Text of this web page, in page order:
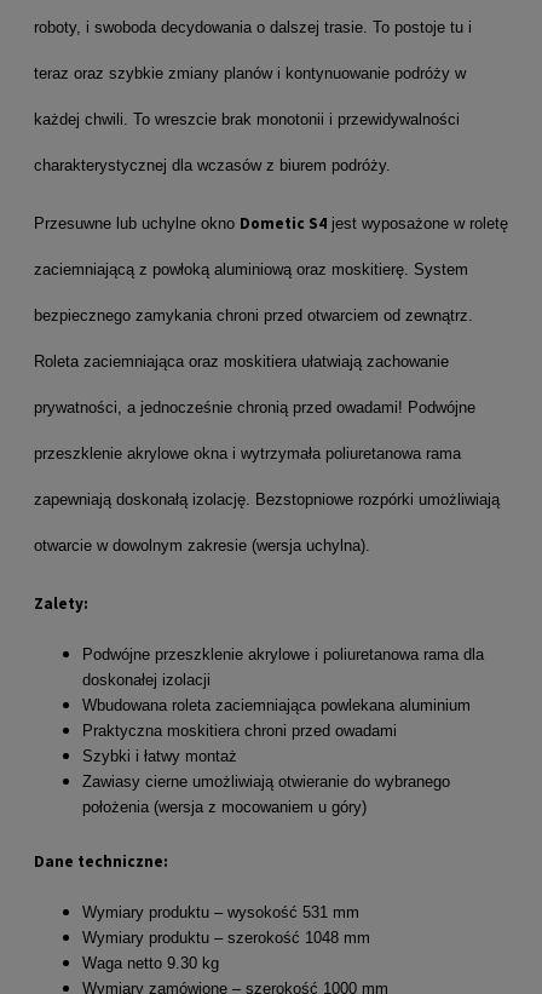
roboty, i swoboda decydowania o dalszej trasie. To postoje tu i
teraz oraz szybkie zmiany planów i kontynuowanie podróży w
każdej chwili. To wreszcie brak monotonii i przewidywalności
charakterystycznej dla wczasów z biurem podróży.
Przesuwne lub uchylne okno Dometic S4 jest wyposażone w roletę
zaciemniającą z powłoką aluminiową oraz moskitierę. System
bezpiecznego zamykania chroni przed otwarciem od zewnątrz.
Roleta zaciemniająca oraz moskitiera ułatwiają zachowanie
prywatności, a jednocześnie chronią przed owadami! Podwójne
przeszklenie akrylowe okna i wytrzymała poliuretanowa rama
zapewniają doskonałą izolację. Bezstopniowe rozpórki umożliwiają
otwarcie w dowolnym zakresie (wersja uchylna).
Zalety:
Podwójne przeszklenie akrylowe i poliuretanowa rama dla
doskonałej izolacji
Wbudowana roleta zaciemniająca powlekana aluminium
Praktyczna moskitiera chroni przed owadami
Szybki i łatwy montaż
Zawiasy cierne umożliwiają otwieranie do wybranego
położenia (wersja z mocowaniem u góry)
Dane techniczne:
Wymiary produktu – wysokość 531 mm
Wymiary produktu – szerokość 1048 mm
Waga netto 9.30 kg
Wymiary zamówione – szerokość 1000 mm